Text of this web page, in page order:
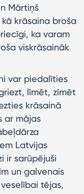
Mārtiņš
krāsaina broša
ka varam
viskrāsaināk
var piedalīties
līmēt, zīmēt
krāsainā
ar mājas
Latvijas
ir sarūpējuši
un galvenais
tējas,